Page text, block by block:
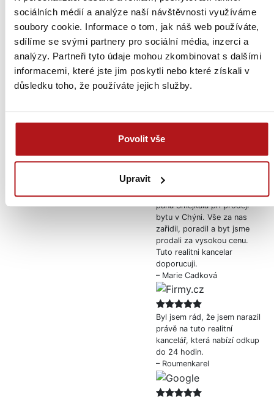
sociálních médií a analýze naší návštěvnosti využíváme
soubory cookie. Informace o tom, jak náš web používáte,
sdílíme se svými partnery pro sociální média, inzerci a
analýzy. Partneři tyto údaje mohou zkombinovat s dalšími
informacemi, které jste jim poskytli nebo které získali v
důsledku toho, že používáte jejich služby.
Povolit vše
Upravit
S námi už teď máte
prodáno. Stovky
nezávislých recenzí jsou
Vaše jistota.
Google
4.8/ 5.0
200+ recenzí na Google
nemovitosti.
– Jarek Krysmánek
Když mi realitní makléř za 8
dní od toho co u nás byl
volal, že už má zájemce, tak
jsem nevěřila, že se prodej
– Jana Moureninova
Byla jsem velmi spokojena
s profesionalnim pristupem
pana Šmejkala při prodeji
bytu v Chýni. Vše za nas
zařidil, poradil a byt jsme
prodali za vysokou cenu.
Tuto realitni kancelar
doporucuji.
– Marie Cadková
Byl jsem rád, že jsem narazil
právě na tuto realitní
kancelář, která nabízí odkup
do 24 hodin.
– Roumenkarel